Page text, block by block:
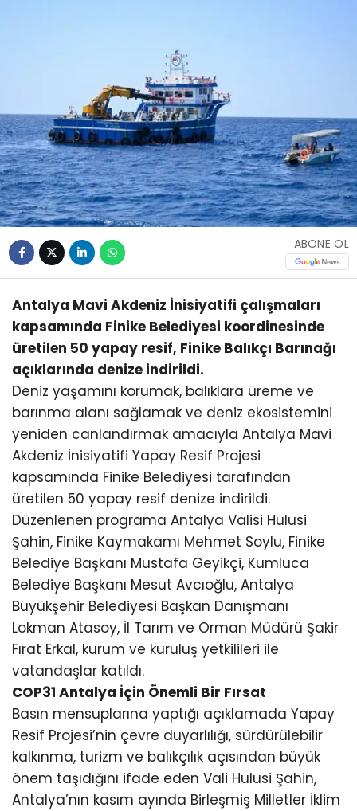
ABONE OL
Antalya Mavi Akdeniz İnisiyatifi çalışmaları
kapsamında Finike Belediyesi koordinesinde
üretilen 50 yapay resif, Finike Balıkçı Barınağı
açıklarında denize indirildi.
Deniz yaşamını korumak, balıklara üreme ve
barınma alanı sağlamak ve deniz ekosistemini
yeniden canlandırmak amacıyla Antalya Mavi
Akdeniz İnisiyatifi Yapay Resif Projesi
kapsamında Finike Belediyesi tarafından
üretilen 50 yapay resif denize indirildi.
Düzenlenen programa Antalya Valisi Hulusi
Şahin, Finike Kaymakamı Mehmet Soylu, Finike
Belediye Başkanı Mustafa Geyikçi, Kumluca
Belediye Başkanı Mesut Avcıoğlu, Antalya
Büyükşehir Belediyesi Başkan Danışmanı
Lokman Atasoy, İl Tarım ve Orman Müdürü Şakir
Fırat Erkal, kurum ve kuruluş yetkilileri ile
vatandaşlar katıldı.
COP31 Antalya İçin Önemli Bir Fırsat
Basın mensuplarına yaptığı açıklamada Yapay
Resif Projesi’nin çevre duyarlılığı, sürdürülebilir
kalkınma, turizm ve balıkçılık açısından büyük
önem taşıdığını ifade eden Vali Hulusi Şahin,
Antalya’nın kasım ayında Birleşmiş Milletler İklim